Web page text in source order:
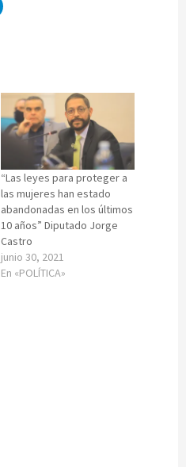
“Las leyes para proteger a
las mujeres han estado
abandonadas en los últimos
10 años” Diputado Jorge
Castro
junio 30, 2021
En «POLÍTICA»